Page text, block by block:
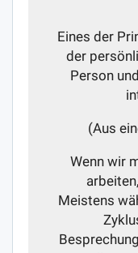
Eines der
der
Person
(Aus
Wenn wir
Meistens